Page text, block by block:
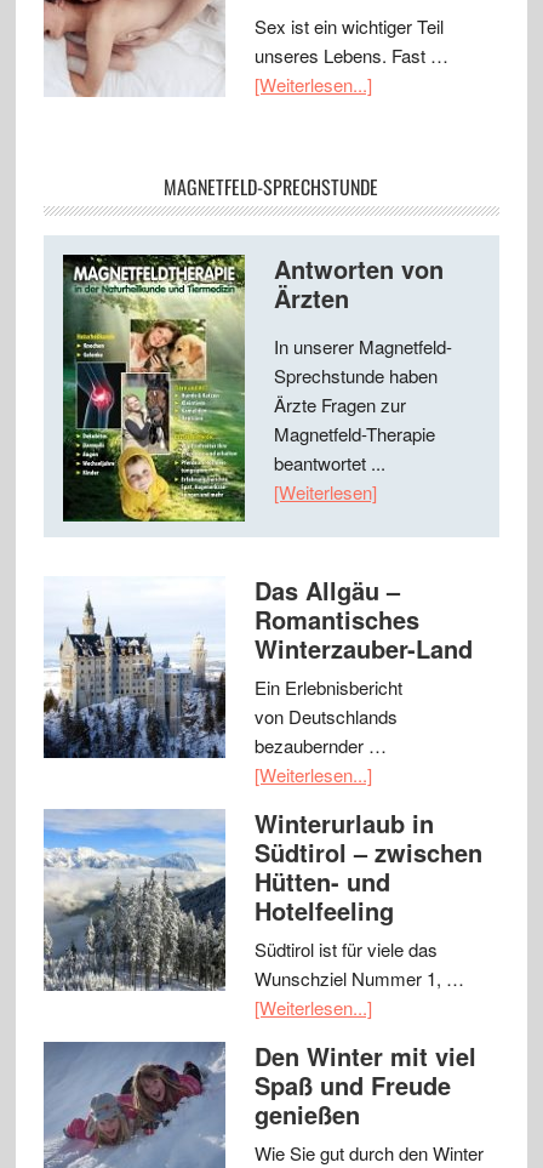
Sex ist ein wichtiger Teil
unseres Lebens. Fast …
[Weiterlesen...]
MAGNETFELD-SPRECHSTUNDE
Antworten von
Ärzten
In unserer Magnetfeld-
Sprechstunde haben
Ärzte Fragen zur
Magnetfeld-Therapie
beantwortet ...
[Weiterlesen]
Das Allgäu –
Romantisches
Winterzauber-Land
Ein Erlebnisbericht
von Deutschlands
bezaubernder …
[Weiterlesen...]
Winterurlaub in
Südtirol – zwischen
Hütten- und
Hotelfeeling
Südtirol ist für viele das
Wunschziel Nummer 1, …
[Weiterlesen...]
Den Winter mit viel
Spaß und Freude
genießen
Wie Sie gut durch den Winter